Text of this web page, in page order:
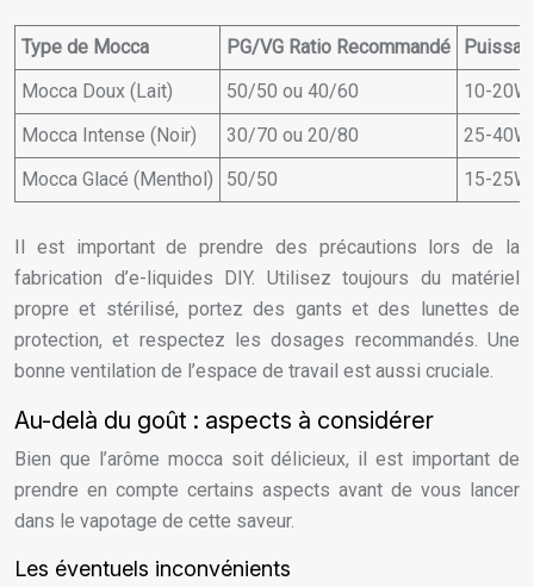
Type de Mocca PG/VG Ratio Recommandé
Mocca Doux (Lait)
50/50 ou 40/60
10-20W
Mocca Intense (Noir)
30/70 ou 20/80
25-40W
Mocca Glacé (Menthol)
50/50 15-25W
Il est important de prendre des précautions lors de la
fabrication d’e-liquides DIY. Utilisez toujours du matériel
propre et stérilisé, portez des gants et des lunettes de
protection, et respectez les dosages recommandés. Une
bonne ventilation de l’espace de travail est aussi cruciale.
Au-delà du goût : aspects à considérer
Bien que l’arôme mocca soit délicieux, il est important de
prendre en compte certains aspects avant de vous lancer
dans le vapotage de cette saveur.
Les éventuels inconvénients